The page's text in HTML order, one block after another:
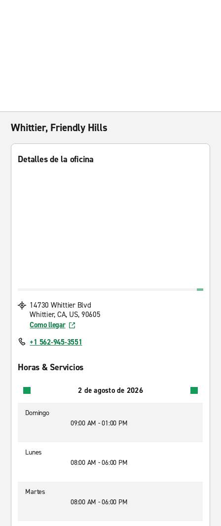
Whittier, Friendly Hills
Detalles de la oficina
14730 Whittier Blvd
Whittier, CA, US, 90605
Como llegar
+1 562-945-3551
Horas & Servicios
2 de agosto de 2026
Domingo
09:00 AM - 01:00 PM
Lunes
08:00 AM - 06:00 PM
Martes
08:00 AM - 06:00 PM